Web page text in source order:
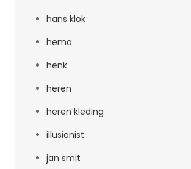
hans klok
hema
henk
heren
heren kleding
illusionist
jan smit